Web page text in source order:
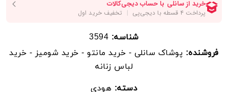
ای
✅✅✅لطفاًدر خریدتون دقت کنید چون تعویض و مرجوع
‼️‼️کد مرسوله ها ۷۲ساعت بعد بجز تعطیلات داخل سایت
شناسه:
فروشنده: پوشاک سانلی - خرید مانتو - خرید شومیز - خرید
لباس زنانه
دسته: هودی